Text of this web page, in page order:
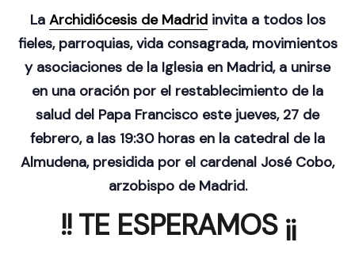
La Archidiócesis de Madridinvita a todos los
fieles, parroquias, vida consagrada, movimientos
y asociaciones de la Iglesia en Madrid, a unirse
en una oración por el restablecimiento de la
salud del Papa Francisco este jueves, 27 de
febrero, a las 19:30 horas en la catedral de la
Almudena, presidida por el cardenal José Cobo,
arzobispo de Madrid.
!! TE ESPERAMOS¡¡